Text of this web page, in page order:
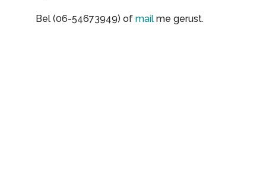
Bel (06-54673949) of mail me gerust.